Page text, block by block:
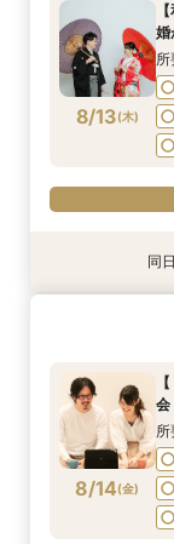
8/11 火)
8/11 火)
8/11 火)
8/11 火)
8/11 火)
8/13(木)
婚
8/13 (木)
8/13 (木)
8/13 (木)
8/13 (木)
同
8/14(金)
会